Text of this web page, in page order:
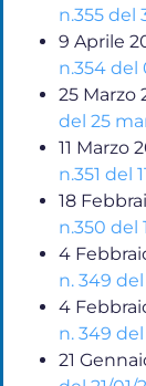
n.355 del
9 Aprile
n.354 del
25 Marzo
del 25
11 Marzo
n.351 del
18
n.350 del
4
n. 349
4
n. 349
21